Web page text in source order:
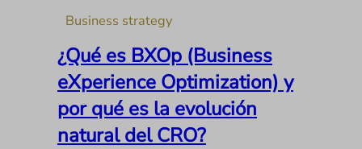
Business strategy
¿Qué es BXOp (Business
eXperience Optimization) y
por qué es la evolución
natural del CRO?